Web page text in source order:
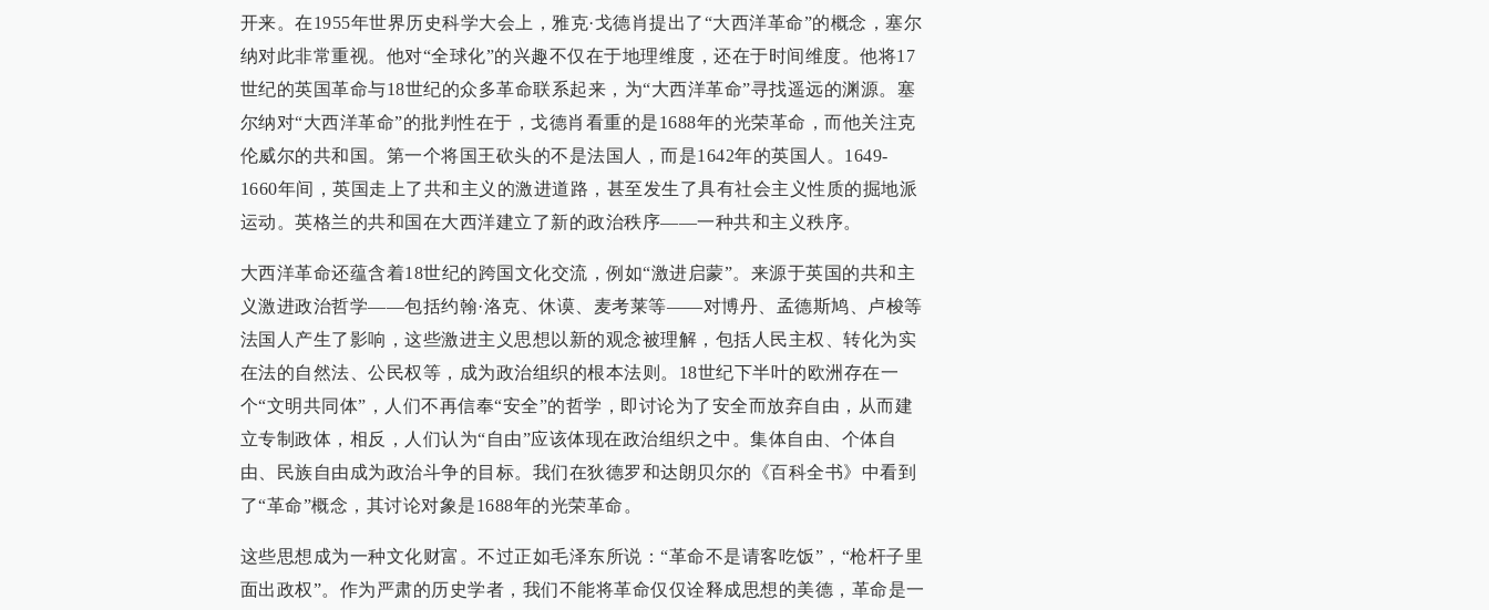
开来。在1955年世界历史科学大会上，雅克·戈德肖提出了“大西洋革命”的概念，塞尔
纳对此非常重视。他对“全球化”的兴趣不仅在于地理维度，还在于时间维度。他将17
世纪的英国革命与18世纪的众多革命联系起来，为“大西洋革命”寻找遥远的渊源。塞
尔纳对“大西洋革命”的批判性在于，戈德肖看重的是1688年的光荣革命，而他关注克
伦威尔的共和国。第一个将国王砍头的不是法国人，而是1642年的英国人。1649-
1660年间，英国走上了共和主义的激进道路，甚至发生了具有社会主义性质的掘地派
运动。英格兰的共和国在大西洋建立了新的政治秩序——一种共和主义秩序。
大西洋革命还蕴含着18世纪的跨国文化交流，例如“激进启蒙”。来源于英国的共和主
义激进政治哲学——包括约翰·洛克、休谟、麦考莱等——对博丹、孟德斯鸠、卢梭等
法国人产生了影响，这些激进主义思想以新的观念被理解，包括人民主权、转化为实
在法的自然法、公民权等，成为政治组织的根本法则。18世纪下半叶的欧洲存在一
个“文明共同体”，人们不再信奉“安全”的哲学，即讨论为了安全而放弃自由，从而建
立专制政体，相反，人们认为“自由”应该体现在政治组织之中。集体自由、个体自
由、民族自由成为政治斗争的目标。我们在狄德罗和达朗贝尔的《百科全书》中看到
了“革命”概念，其讨论对象是1688年的光荣革命。
这些思想成为一种文化财富。不过正如毛泽东所说：“革命不是请客吃饭”，“枪杆子里
面出政权”。作为严肃的历史学者，我们不能将革命仅仅诠释成思想的美德，革命是一